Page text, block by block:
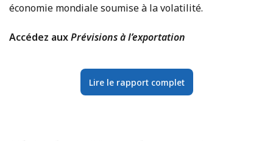
économie mondiale soumise à la volatilité.
Accédez auxPrévisions à l’exportation
Lire le rapport complet